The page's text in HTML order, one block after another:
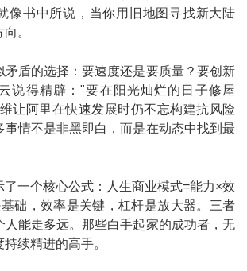
像书中所说，当你用旧地图寻找新大陆
。
矛盾的选择：要速度还是要质量？要创新
说得精辟："要在阳光灿烂的日子修屋
让阿里在快速发展时仍不忘构建抗风险
事情不是非黑即白，而是在动态中找到最
了一个核心公式：人生商业模式=能力×效
础，效率是关键，杠杆是放大器。三者
人能走多远。那些白手起家的成功者，无
续精进的高手。